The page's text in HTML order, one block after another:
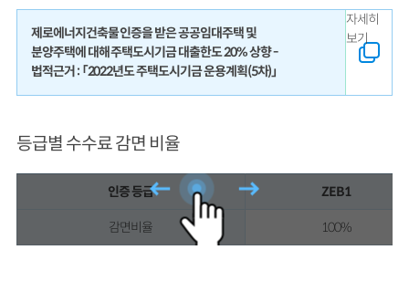
제로에너지건축물 인증을 받은 공공임대주택 및
분양주택에 대해 주택도시기금 대출한도 20% 상향 -
법적근거 : 「2022년도 주택도시기금 운용계획(5차)」
자세히
보기
등급별 수수료 감면 비율
인증 등급 ZEB1
감면비율 100%